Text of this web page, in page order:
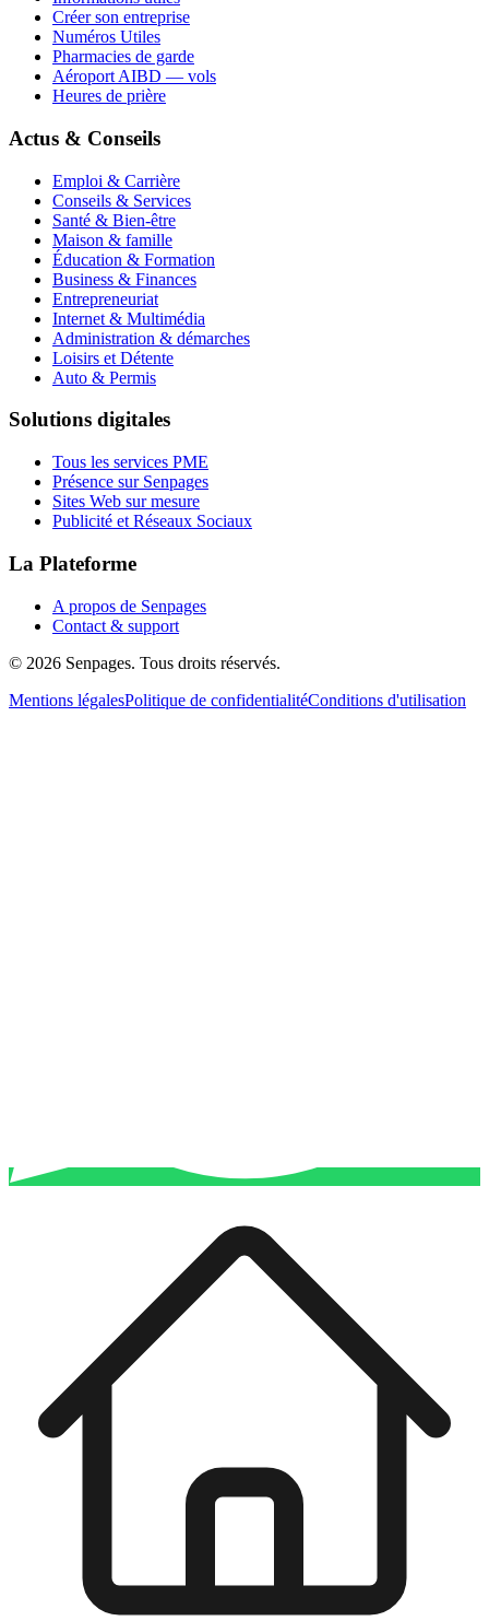
Créer son entreprise
Numéros Utiles
Pharmacies de garde
Aéroport AIBD — vols
Heures de prière
Actus & Conseils
Emploi & Carrière
Conseils & Services
Santé & Bien-être
Maison & famille
Éducation & Formation
Business & Finances
Entrepreneuriat
Internet & Multimédia
Administration & démarches
Loisirs et Détente
Auto & Permis
Solutions digitales
Tous les services PME
Présence sur Senpages
Sites Web sur mesure
Publicité et Réseaux Sociaux
La Plateforme
A propos de Senpages
Contact & support
© 2026 Senpages. Tous droits réservés.
Mentions légalesPolitique de confidentialitéConditions d'utilisation